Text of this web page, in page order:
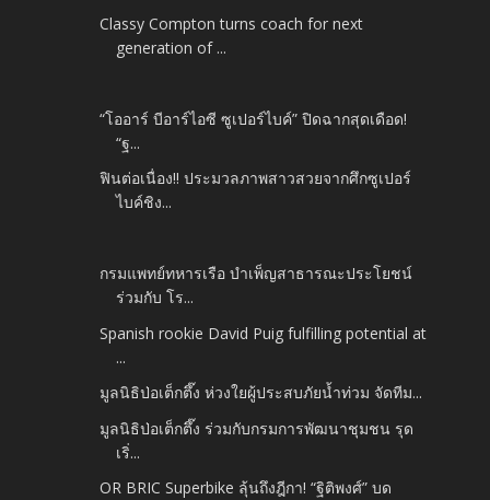
Classy Compton turns coach for next
generation of ...
“โออาร์ บีอาร์ไอซี ซูเปอร์ไบค์” ปิดฉากสุดเดือด!
“ฐ...
ฟินต่อเนื่อง!! ประมวลภาพสาวสวยจากศึกซูเปอร์
ไบค์ชิง...
กรมแพทย์ทหารเรือ บำเพ็ญสาธารณะประโยชน์
ร่วมกับ โร...
Spanish rookie David Puig fulfilling potential at
...
มูลนิธิป่อเต็กตึ๊ง ห่วงใยผู้ประสบภัยน้ำท่วม จัดทีม...
มูลนิธิป่อเต็กตึ๊ง ร่วมกับกรมการพัฒนาชุมชน รุด
เริ่...
OR BRIC Superbike ลุ้นถึงฎีกา! “ฐิติพงศ์” บด